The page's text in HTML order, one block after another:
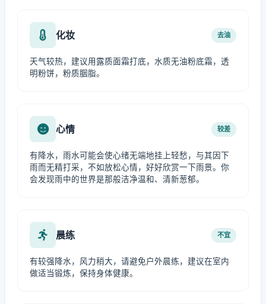
化妆 去油
天气较热，建议用露质面霜打底，水质无油粉底霜，透
明粉饼，粉质胭脂。
心情 较差
有降水，雨水可能会使心绪无端地挂上轻愁，与其因下
雨而无精打采，不如放松心情，好好欣赏一下雨景。你
会发现雨中的世界是那般洁净温和、清新葱郁。
晨练 不宜
有较强降水，风力稍大，请避免户外晨练，建议在室内
做适当锻炼，保持身体健康。